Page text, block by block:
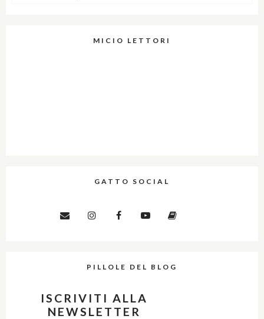
MICIO LETTORI
GATTO SOCIAL
PILLOLE DEL BLOG
ISCRIVITI ALLA
NEWSLETTER